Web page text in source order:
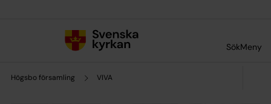
SökMeny
Högsbo församling VIVA